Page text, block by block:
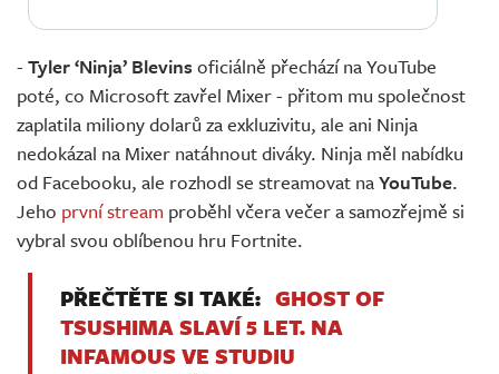
- Tyler ‘Ninja’ Blevins oficiálně přechází na YouTube
poté, co Microsoft zavřel Mixer - přitom mu společnost
zaplatila miliony dolarů za exkluzivitu, ale ani Ninja
nedokázal na Mixer natáhnout diváky. Ninja měl nabídku
od Facebooku, ale rozhodl se streamovat naYouTube.
Jeho první stream proběhl včera večer a samozřejmě si
vybral svou oblíbenou hru Fortnite.
PŘEČTĚTE SI TAKÉ: GHOST OF
TSUSHIMA SLAVÍ 5 LET. NA
INFAMOUS VE STUDIU